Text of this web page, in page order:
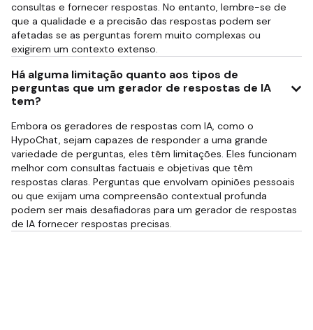
consultas e fornecer respostas. No entanto, lembre-se de
que a qualidade e a precisão das respostas podem ser
afetadas se as perguntas forem muito complexas ou
exigirem um contexto extenso.
Há alguma limitação quanto aos tipos de
perguntas que um gerador de respostas de IA
tem?
Embora os geradores de respostas com IA, como o
HypoChat, sejam capazes de responder a uma grande
variedade de perguntas, eles têm limitações. Eles funcionam
melhor com consultas factuais e objetivas que têm
respostas claras. Perguntas que envolvam opiniões pessoais
ou que exijam uma compreensão contextual profunda
podem ser mais desafiadoras para um gerador de respostas
de IA fornecer respostas precisas.